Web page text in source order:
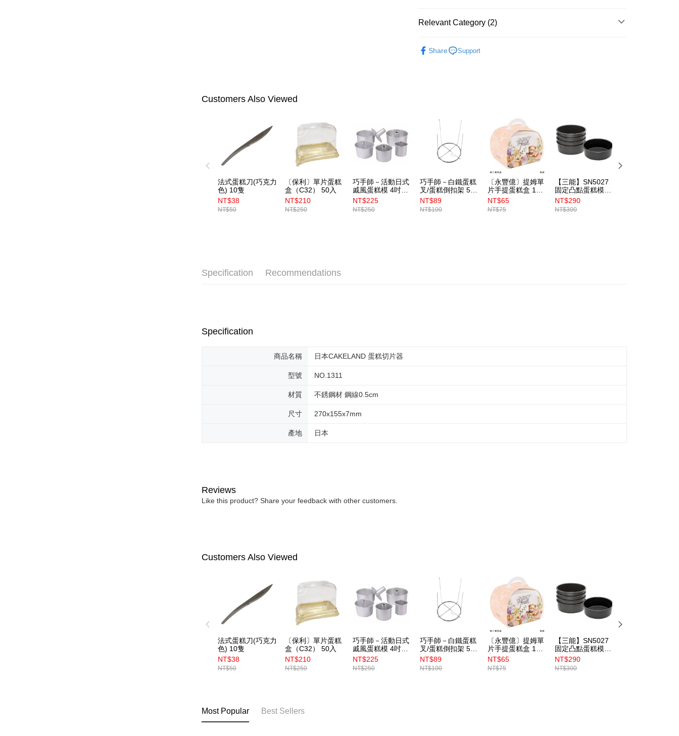
NT$100/order | Free shipping on orders of NT$1,500 or more
付款後門市自取
Free shipping
Relevant Category (2)
Share Support
Customers Also Viewed
法式蛋糕刀(巧克力
色) 10隻
NT$38
NT$50
〔保利〕單片蛋糕
盒（C32） 50入
NT$210
NT$250
巧手師－活動日式
戚風蛋糕模 4吋
（2B08 ）
NT$225
NT$250
巧手師－白鐵蛋糕
叉/蛋糕倒扣架 5吋
（1S04）
NT$89
NT$100
〔永豐億〕提姆單
片手提蛋糕盒 10
入
NT$65
NT$75
【三能】SN5027
固定凸點蛋糕模6
吋硬模
NT$290
NT$300
Specification Recommendations
Specification
商品名稱 日本CAKELAND 蛋糕切片器
型號 NO.1311
材質 不銹鋼材 鋼線0.5cm
尺寸 270x155x7mm
產地 日本
Reviews
Like this product? Share your feedback with other customers.
Customers Also Viewed
法式蛋糕刀(巧克力
色) 10隻
NT$38
NT$50
〔保利〕單片蛋糕
盒（C32） 50入
NT$210
NT$250
巧手師－活動日式
戚風蛋糕模 4吋
（2B08 ）
NT$225
NT$250
巧手師－白鐵蛋糕
叉/蛋糕倒扣架 5吋
（1S04）
NT$89
NT$100
〔永豐億〕提姆單
片手提蛋糕盒 10
入
NT$65
NT$75
【三能】SN5027
固定凸點蛋糕模6
吋硬模
NT$290
NT$300
Most Popular Best Sellers